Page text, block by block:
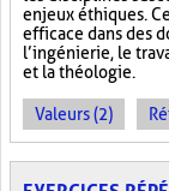
enjeux éthiques.
efficace dans des
l’ingénierie, le
et la théologie.
Valeurs (2)